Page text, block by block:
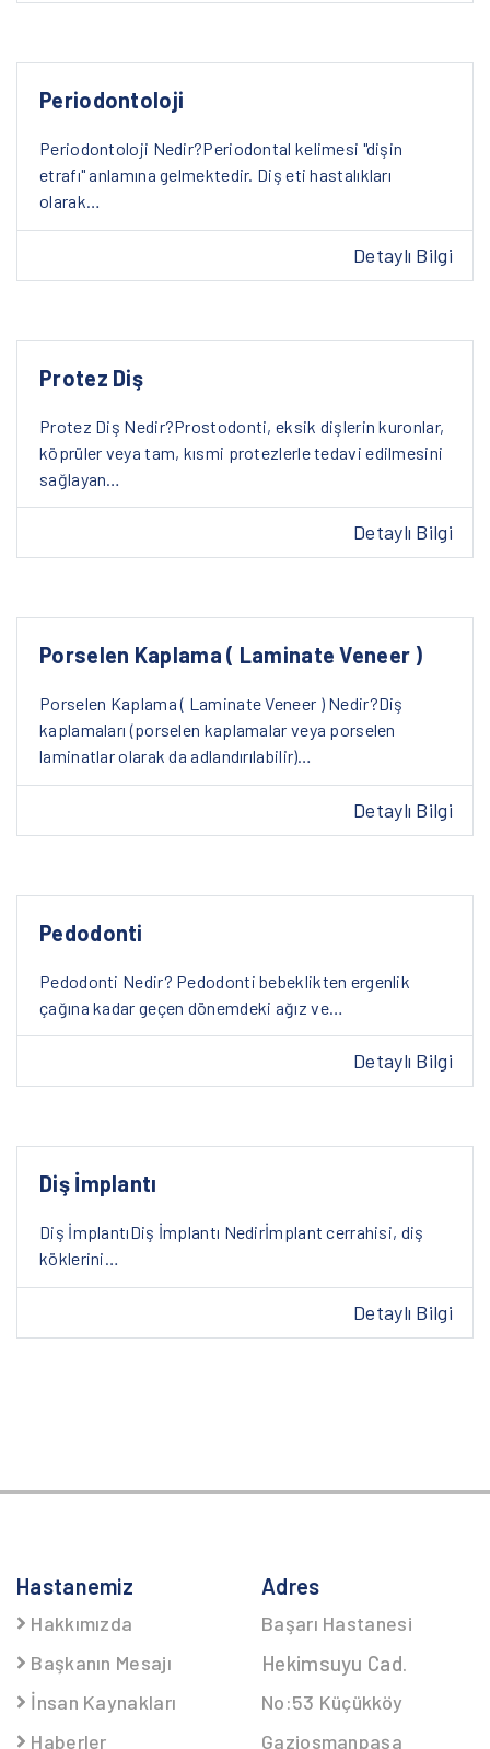
Periodontoloji
Periodontoloji Nedir?Periodontal kelimesi "dişin
etrafı" anlamına gelmektedir. Diş eti hastalıkları
olarak…
Detaylı Bilgi
Protez Diş
Protez Diş Nedir?Prostodonti, eksik dişlerin kuronlar,
köprüler veya tam, kısmi protezlerle tedavi edilmesini
sağlayan…
Detaylı Bilgi
Porselen Kaplama ( Laminate Veneer )
Porselen Kaplama ( Laminate Veneer ) Nedir?Diş
kaplamaları (porselen kaplamalar veya porselen
laminatlar olarak da adlandırılabilir)…
Detaylı Bilgi
Pedodonti
Pedodonti Nedir? Pedodonti bebeklikten ergenlik
çağına kadar geçen dönemdeki ağız ve…
Detaylı Bilgi
Diş İmplantı
Diş İmplantıDiş İmplantı Nedirİmplant cerrahisi, diş
köklerini…
Detaylı Bilgi
Hastanemiz
Hakkımızda
Başkanın Mesajı
İnsan Kaynakları
Haberler
Adres
Başarı Hastanesi
Hekimsuyu Cad.
No:53 Küçükköy
Gaziosmanpaşa